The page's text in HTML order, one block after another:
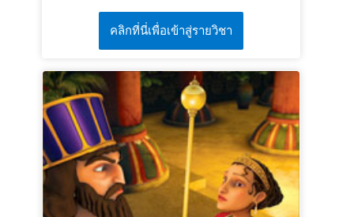
eyes, and there will be no more death or sorrow
or crying or pain. All these things are gone
LESSON 3: PREPARE OTHERS
SuperTruth: I will prepare others for the coming
of the Lord.
SuperVerse:“And behold, I am coming quickly,
and My reward is with Me, to give to every one
according to his work.”
Revelation 22:12 (NKJV)
Ioan Botezătorul, care predică în pustie și îl
botează pe Isus în râul Iordan. Fiți martori cum Ioan
își riscă viața pentru a provoca un rege păcătos și
cum alege să asculte cu credincioșie de
Dumnezeu, îndreptându-i pe oameni către Hristos.
Copiii învață că întotdeauna cel mai bine este să
urmezi căile lui Dumnezeu. * Asigurați-vă că
vizualizați înainte videoul poveștii biblice pentru
acest curs, deoarece unele imagini pot fi prea
intense pentru copiii mici. Povestirea biblică pe
scurt e mai puțin dură. De asemenea, vizualizați
คลิกที่นี่เพื่อเข้าสู่รายวิชา